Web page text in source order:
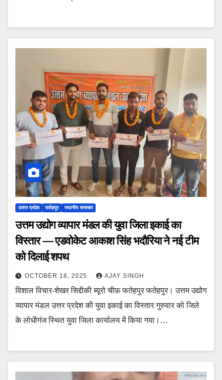
उत्‍तर प्रदेश फतेहपुर स्थानीय समाचार
उत्तम उद्योग व्यापार मंडल की युवा जिला इकाई का
विस्तार — एडवोकेट आकाश सिंह भदौरिया ने नई टीम
को दिलाई शपथ
OCTOBER 18, 2025 AJAY SINGH
विशाल विचार-शेखर सिद्दीकी ब्यूरो चीफ़ फतेहपुर फतेहपुर। उत्तम उद्योग
व्यापार मंडल उत्तर प्रदेश की युवा इकाई का विस्तार गुरुवार को जिले
के लोधीगंज स्थित युवा जिला कार्यालय में किया गया।…